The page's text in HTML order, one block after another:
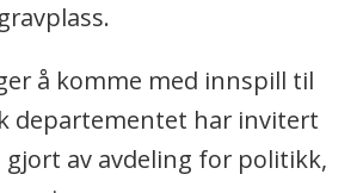
å komme med innspill til
departementet har invitert
av avdeling for politikk,